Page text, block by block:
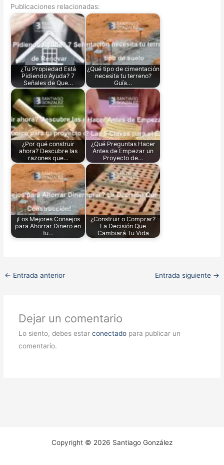
Publicaciones relacionadas:
¿Tu Propiedad Está
Pidiendo Ayuda? 7
Señales de Que…
¿Qué tipo de cimentación
necesita tu terreno?
Guía…
¿Por qué construir
ahora? Descubre las
razones que…
¿Qué Preguntas Hacer
Antes de Empezar un
Proyecto de…
¡Los Mejores Consejos
para Ahorrar Dinero en
tu…
¿Construir o Comprar?
La Decisión Que
Cambiará Tu Vida
← Entrada anterior Entrada siguiente →
Dejar un comentario
Lo siento, debes estar conectadopara publicar un
comentario.
Copyright © 2026 Santiago González